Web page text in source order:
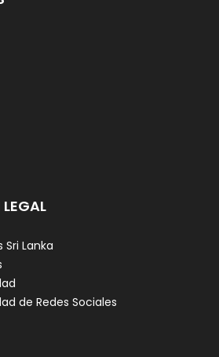
Sri Lanka
de Redes Sociales